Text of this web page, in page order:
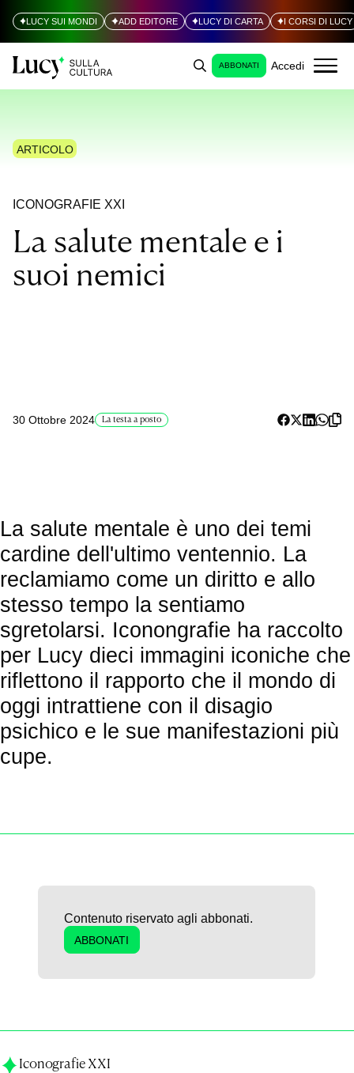
LUCY SUI MONDI ADD EDITORE LUCY DI CARTA I CORSI DI LUCY
ABBONATI Accedi
ARTICOLO
ICONOGRAFIE XXI
La salute mentale e i
suoi nemici
30 Ottobre 2024 La testa a posto
La salute mentale è uno dei temi
cardine dell'ultimo ventennio. La
reclamiamo come un diritto e allo
stesso tempo la sentiamo
sgretolarsi. Iconongrafie ha raccolto
per Lucy dieci immagini iconiche che
riflettono il rapporto che il mondo di
oggi intrattiene con il disagio
psichico e le sue manifestazioni più
cupe.
Contenuto riservato agli abbonati.
ABBONATI
Iconografie XXI